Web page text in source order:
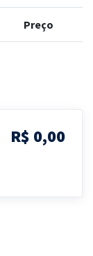
Preço
R$ 0,00